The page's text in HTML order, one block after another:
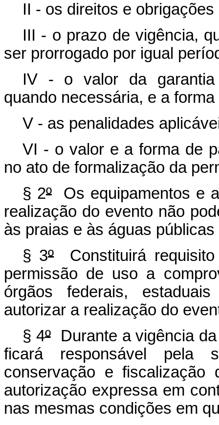
II - os direitos e
III - o prazo de vigência,
ser prorrogado por igual
IV - o valor da garantia
quando necessária, e a
V - as penalidades
VI - o valor e a forma de
no ato de formalização da
§ 2ºOs equipamentos e
realização do evento não
às praias e às águas
§ 3ºConstituirá requisito
permissão de uso a
órgãos federais,
autorizar a realização do
§ 4ºDurante a vigência da
ficará responsável pela
conservação e fiscalização
autorização expressa em
nas mesmas condições em